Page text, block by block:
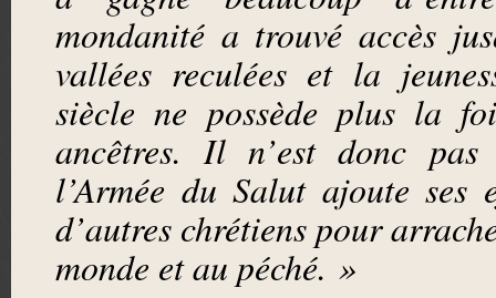
mondanité a trouvé accès
vallées reculées et la
siècle ne possède plus la
ancêtres. Il n’est donc
l’Armée du Salut ajoute ses
d’autres chrétiens pour
monde et au péché. »